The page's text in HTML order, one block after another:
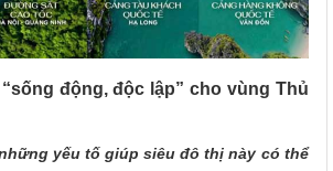
động, độc lập” cho vùng Thủ
yếu tố giúp siêu đô thị này có thể